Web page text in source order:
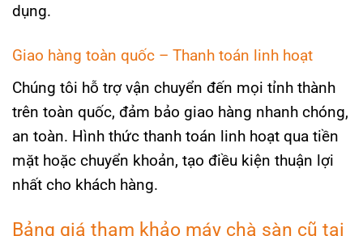
dụng.
Giao hàng toàn quốc – Thanh toán linh hoạt
Chúng tôi hỗ trợ vận chuyển đến mọi tỉnh thành
trên toàn quốc, đảm bảo giao hàng nhanh chóng,
an toàn. Hình thức thanh toán linh hoạt qua tiền
mặt hoặc chuyển khoản, tạo điều kiện thuận lợi
nhất cho khách hàng.
Bảng giá tham khảo máy chà sàn cũ tại